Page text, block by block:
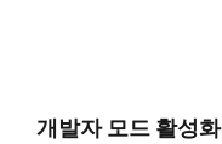
개발자 모드 활성화